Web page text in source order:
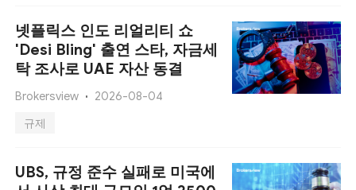
넷플릭스 인도 리얼리티 쇼
'Desi Bling' 출연 스타, 자금세
탁 조사로 UAE 자산 동결
Brokersview
2026-08-04
규제
UBS, 규정 준수 실패로 미국에